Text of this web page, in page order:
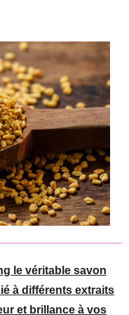
le véritable savon
à différents extraits
et brillance à vos